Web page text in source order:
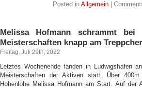
Posted in Allgemein|
Melissa Hofmann schrammt bei
Meisterschaften knapp am
Freitag, Juli 29th, 2022
Letztes Wochenende fanden in Ludwigshafen
Meisterschaften der Aktiven statt. Über
Hohenlohe Melissa Hofmann am Start. Auf der